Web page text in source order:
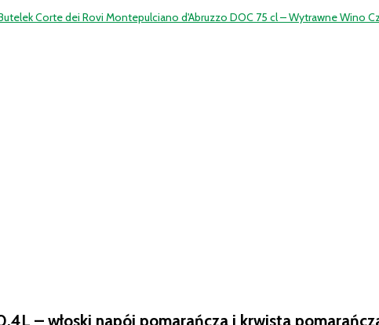
Corte dei Rovi Montepulciano d'Abruzzo DOC 75 cl – Wytrawne Wino
– włoski napój pomarańcza i krwista